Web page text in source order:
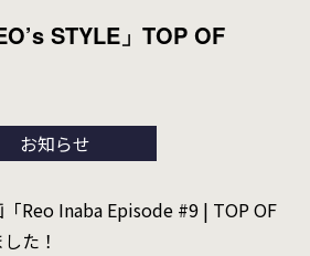
STYLE」TOP OF
お知らせ
Reo Inaba Episode #9 | TOP OF
た！